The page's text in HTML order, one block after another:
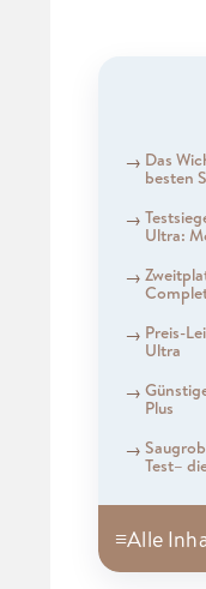
Das
besten
Ultra:
Preis-
Ultra
Plus
Test–
≡Alle